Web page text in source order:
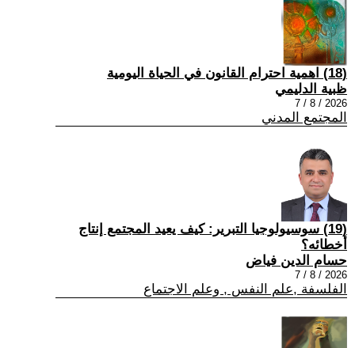
(18) اهمية احترام القانون في الحياة اليومية
ظبية الدليمي
2026 / 8 / 7
المجتمع المدني
(19) سوسيولوجيا التبرير: كيف يعيد المجتمع إنتاج
أخطائه؟
حسام الدين فياض
2026 / 8 / 7
الفلسفة ,علم النفس , وعلم الاجتماع